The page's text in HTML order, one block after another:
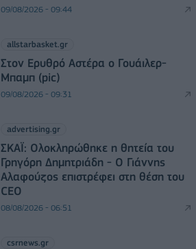
09/08/2026 - 09:44
allstarbasket.gr
Στον Ερυθρό Αστέρα ο Γουάιλερ-
Μπαμπ (pic)
09/08/2026 - 09:31
advertising.gr
ΣΚΑΪ: Ολοκληρώθηκε η θητεία του
Γρηγόρη Δημητριάδη - Ο Γιάννης
Αλαφούζος επιστρέφει στη θέση του
CEO
08/08/2026 - 06:51
csrnews.gr